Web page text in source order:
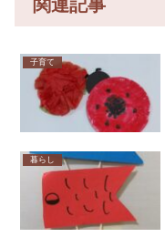
関連記事
子育て
暮らし